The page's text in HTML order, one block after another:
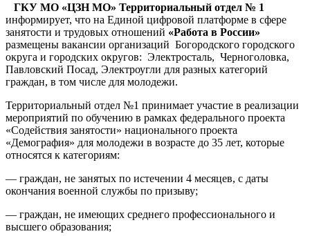
ГКУ МО «ЦЗН МО» Территориальный отдел № 1
информирует, что на Единой цифровой платформе в сфере
занятости и трудовых отношений «Работа в России»
размещены вакансии организаций Богородского городского
округа и городских округов: Электросталь, Черноголовка,
Павловский Посад, Электроугли для разных категорий
граждан, в том числе для молодежи.
Территориальный отдел №1 принимает участие в реализации
мероприятий по обучению в рамках федерального проекта
«Содействия занятости» национального проекта
«Демография» для молодежи в возрасте до 35 лет, которые
относятся к категориям:
— граждан, не занятых по истечении 4 месяцев, с даты
окончания военной службы по призыву;
— граждан, не имеющих среднего профессионального и
высшего образования;